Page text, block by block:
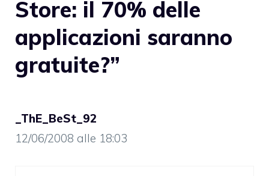
Store: il 70% delle
applicazioni saranno
gratuite?”
_ThE_BeSt_92
12/06/2008 alle 18:03